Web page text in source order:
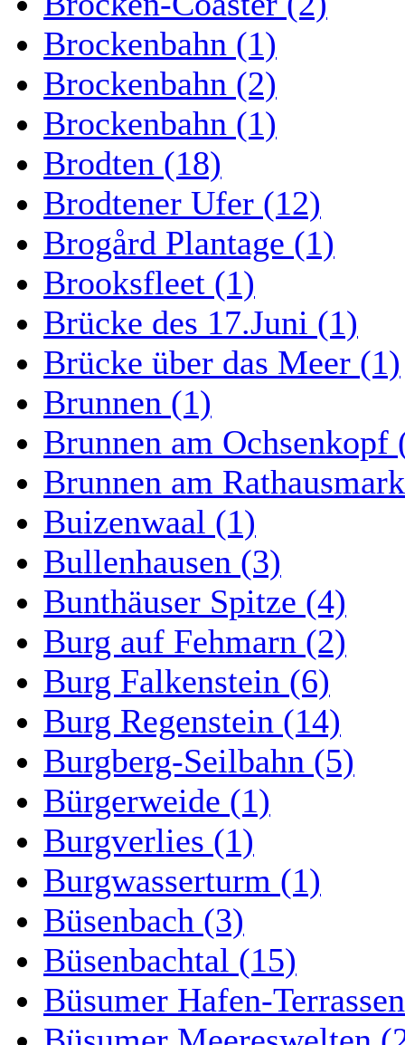
Brockenbahn (1)
Brockenbahn (2)
Brockenbahn (1)
Brodten (18)
Brodtener Ufer (12)
Brogård Plantage (1)
Brooksfleet (1)
Brücke des 17.Juni (1)
Brücke über das Meer (1)
Brunnen (1)
Brunnen am Ochsenkopf
Brunnen am
Buizenwaal (1)
Bullenhausen (3)
Bunthäuser Spitze (4)
Burg auf Fehmarn (2)
Burg Falkenstein (6)
Burg Regenstein (14)
Burgberg-Seilbahn (5)
Bürgerweide (1)
Burgverlies (1)
Burgwasserturm (1)
Büsenbach (3)
Büsenbachtal (15)
Büsumer Hafen-